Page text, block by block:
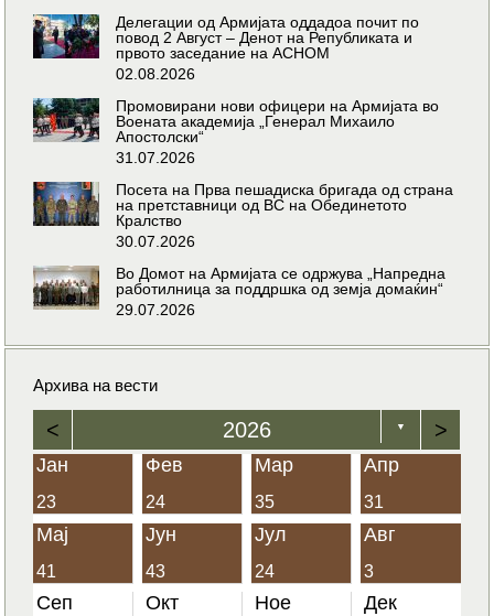
Делегации од Армијата оддадоа почит по
повод 2 Август – Денот на Републиката и
првото заседание на АСНОМ
02.08.2026
Промовирани нови офицери на Армијата во
Воената академија „Генерал Михаило
Апостолски“
31.07.2026
Посета на Прва пешадиска бригада од страна
на претставници од ВС на Обединетото
Кралство
30.07.2026
Во Домот на Армијата се одржува „Напредна
работилница за поддршка од земја домаќин“
29.07.2026
Архива на вести
< 2026 ▼ >
Јан
23
Фев
24
Мар
35
Апр
31
Мај
41
Јун
43
Јул
24
Авг
3
Сеп Окт Ное Дек